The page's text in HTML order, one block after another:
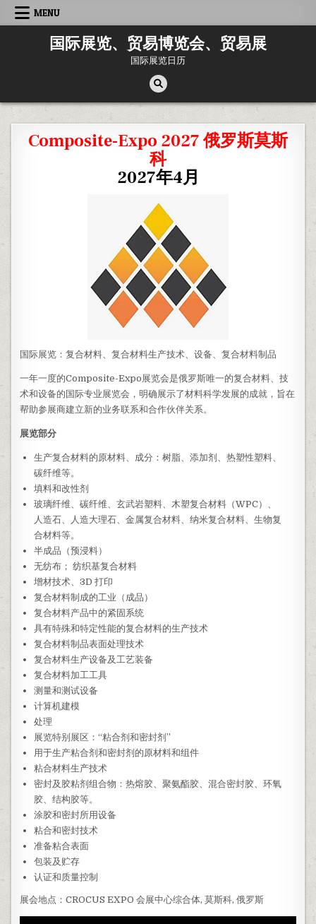
Skip
MENU
国际展览、贸易博览会、贸易展
国际展览日历
Composite-Expo 2027 俄罗斯莫斯
科
2027年4月
国际展览：复合材料、复合材料生产技术、设备、复合材料制品
一年一度的Composite-Expo展览会是俄罗斯唯一的复合材料、技
术和设备的国际专业展览会，明确展示了材料科学发展的成就，旨在
帮助参展商建立新的业务联系和合作伙伴关系。
展览部分
生产复合材料的原材料、成分：树脂、添加剂、热塑性塑料、
碳纤维等。
填料和改性剂
玻璃纤维、碳纤维、玄武岩塑料、木塑复合材料（WPC）、
人造石、人造大理石、金属复合材料、纳米复合材料、生物复
合材料等。
半成品（预浸料）
无纺布； 纺织基复合材料
增材技术、3D 打印
复合材料制成的工业（成品）
复合材料产品中的紧固系统
具有特殊和特定性能的复合材料的生产技术
复合材料制品表面处理技术
复合材料生产设备及工艺装备
复合材料加工工具
测量和测试设备
计算机建模
处理
展览特别展区：“粘合剂和密封剂”
用于生产粘合剂和密封剂的原材料和组件
粘合材料生产技术
密封及胶粘剂组合物：热熔胶、聚氨酯胶、混合密封胶、环氧
胶、结构胶等。
涂胶和密封所用设备
粘合和密封技术
准备粘合表面
包装及贮存
认证和质量控制
展会地点：CROCUS EXPO 会展中心综合体, 莫斯科, 俄罗斯